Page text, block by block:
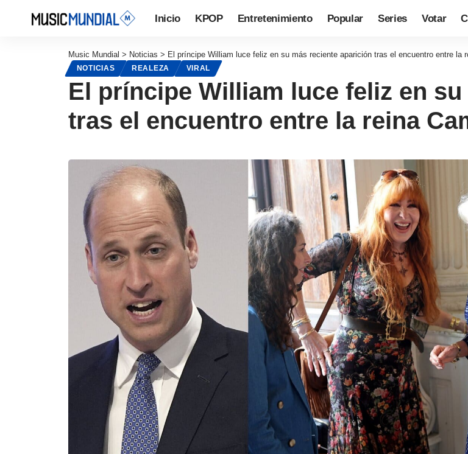
Inicio KPOP Entretenimiento Popular Series Votar
Music Mundial > Noticias > El príncipe William luce feliz en su más reciente aparición tras el encuentro entre la
NOTICIAS REALEZA VIRAL
El príncipe William luce feliz en
tras el encuentro entre la reina